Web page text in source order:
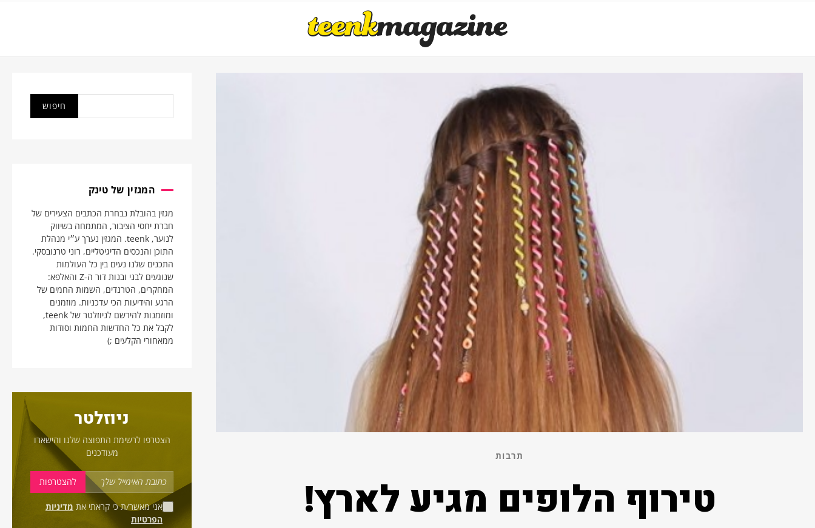
תרבות
טירוף הלופים מגיע לארץ!
המגזין של טינק
מגזין בהובלת נבחרת הכתבים הצעירים של
חברת יחסי הציבור, המתמחה בשיווק
לנוער, teenk. המגזין נערך ע״י מנהלת
התוכן והנכסים הדיגיטליים, רוני טרנובסקי.
התכנים שלנו נעים בין כל העולמות
שנוגעים לבני ובנות דור ה-Z והאלפא:
המחקרים, הטרנדים, השמות החמים של
הרגע והידיעות הכי עדכניות. מוזמנים
ומוזמנות להירשם לניוזלטר של teenk,
לקבל את כל החדשות החמות וסודות
ממאחורי הקלעים ;)
ניוזלטר
הצטרפו לרשימת התפוצה שלנו והישארו
מעודכנים
אני מאשר/ת כי קראתי את מדיניות
הפרטיות